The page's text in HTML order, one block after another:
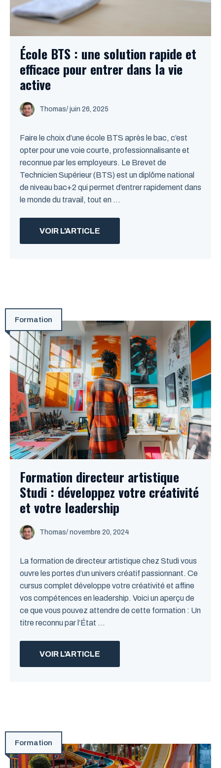
École BTS : une solution rapide et
efficace pour entrer dans la vie
active
Thomas/ juin 26, 2025
Faire le choix d’une école BTS après le bac, c’est
opter pour une voie courte, professionnalisante et
reconnue par les employeurs. Le Brevet de
Technicien Supérieur (BTS) est un diplôme national
de niveau bac+2 qui permet d’entrer rapidement dans
le monde du travail, tout en ...
VOIR L'ARTICLE
Formation
Formation directeur artistique
Studi : développez votre créativité
et votre leadership
Thomas/ novembre 20, 2024
La formation de directeur artistique chez Studi vous
ouvre les portes d’un univers créatif passionnant. Ce
cursus complet développe votre créativité et affine
vos compétences en leadership. Voici un aperçu de
ce que vous pouvez attendre de cette formation : Un
titre reconnu par l’État ...
VOIR L'ARTICLE
Formation